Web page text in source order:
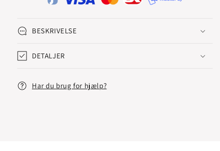
BESKRIVELSE
DETALJER
Har du brug for hjælp?